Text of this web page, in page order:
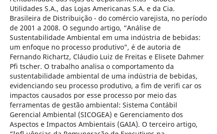
Utilidades S.A., das Lojas Americanas S.A. e da Cia.
Brasileira de Distribuição - do comércio varejista, no período
de 2001 a 2008. O segundo artigo, “Análise de
Sustentabilidade Ambiental em uma indústria de bebidas:
um enfoque no processo produtivo”, é de autoria de
Fernando Richartz, Cláudio Luiz de Freitas e Elisete Dahmer
Pfi tscher. O trabalho analisa o comportamento da
sustentabilidade ambiental de uma indústria de bebidas,
evidenciando seu processo produtivo, a fim de verifi car os
impactos causados por esse processo por meio das
ferramentas de gestão ambiental: Sistema Contábil
Gerencial Ambiental (SICOGEA) e Gerenciamento dos
Aspectos e Impactos Ambientais (GAIA). O terceiro artigo,